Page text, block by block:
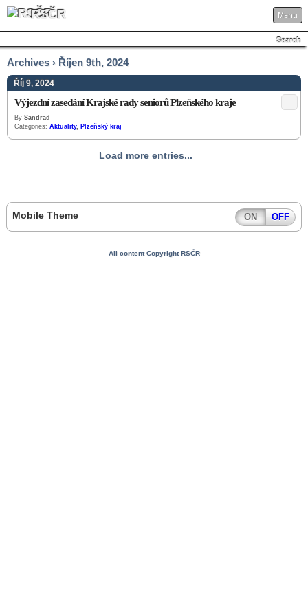
RSČR Menu
Search
Archives › Říjen 9th, 2024
Říj 9, 2024
Výjezdní zasedání Krajské rady seniorů Plzeňského kraje
By Sandrad
Categories: Aktuality, Plzeňský kraj
Load more entries...
Mobile Theme ON OFF
All content Copyright RSČR